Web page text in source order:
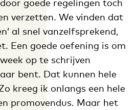
goede regelingen toch
verzetten. We vinden dat
al snel vanzelfsprekend,
Een goede oefening is om
op te schrijven
bent. Dat kunnen hele
kreeg ik onlangs een hele
promovendus. Maar het